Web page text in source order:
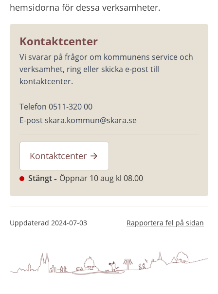
hemsidorna för dessa verksamheter.
Kontaktcenter
Vi svarar på frågor om kommunens service och
verksamhet, ring eller skicka e-post till
kontaktcenter.
Telefon 0511-320 00
E-post skara.kommun@skara.se
Kontaktcenter
Stängt Öppnar 10 aug kl 08.00
Uppdaterad 2024-07-03 Rapportera fel på sidan